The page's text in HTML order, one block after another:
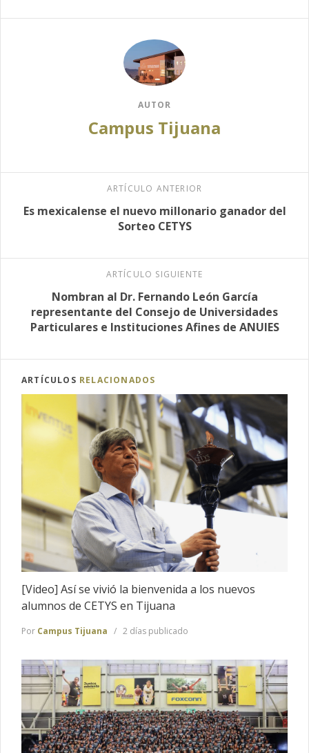
AUTOR
Campus Tijuana
ARTÍCULO ANTERIOR
Es mexicalense el nuevo millonario ganador del
Sorteo CETYS
ARTÍCULO SIGUIENTE
Nombran al Dr. Fernando León García
representante del Consejo de Universidades
Particulares e Instituciones Afines de ANUIES
ARTÍCULOS RELACIONADOS
[Video] Así se vivió la bienvenida a los nuevos
alumnos de CETYS en Tijuana
Por Campus Tijuana 2 días publicado